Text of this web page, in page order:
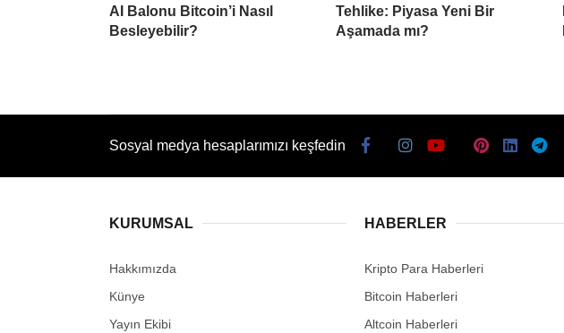
AI Balonu Bitcoin’i Nasıl
Besleyebilir?
Tehlike: Piyasa Yeni Bir
Aşamada mı?
Sosyal medya hesaplarımızı keşfedin
KURUMSAL
Hakkımızda
Künye
Yayın Ekibi
HABERLER
Kripto Para Haberleri
Bitcoin Haberleri
Altcoin Haberleri